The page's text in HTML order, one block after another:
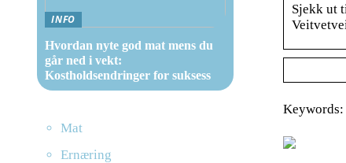
Sjekk ut
INFO
Hvordan nyte god mat mens du
går ned i vekt:
Kostholdsendringer for suksess
Mat
Ernæring